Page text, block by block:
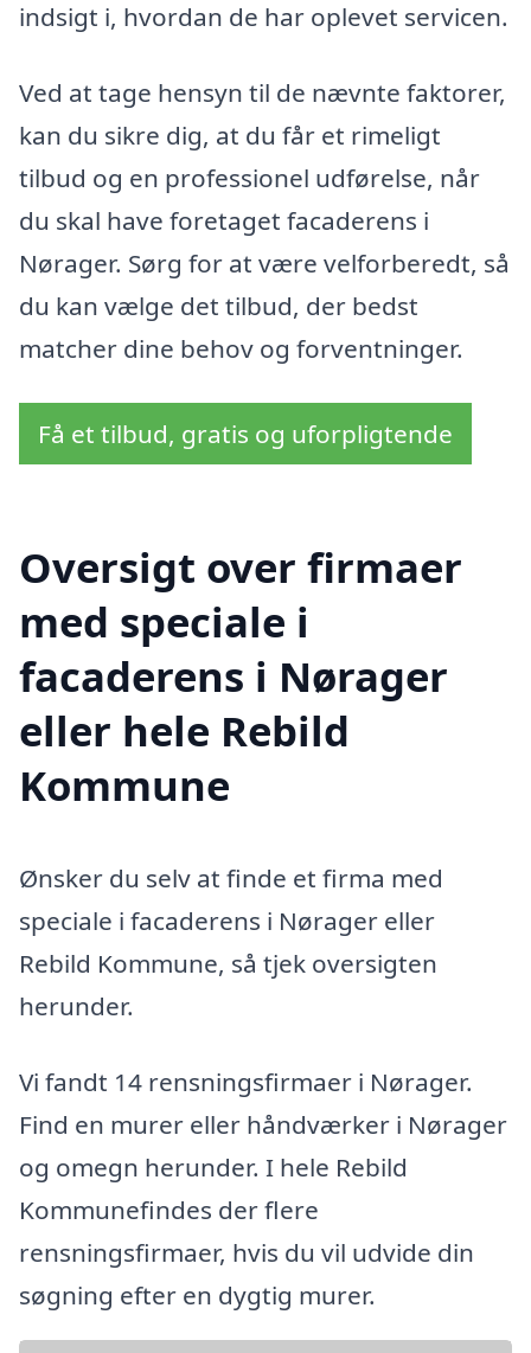
indsigt i, hvordan de har oplevet servicen.
Ved at tage hensyn til de nævnte faktorer,
kan du sikre dig, at du får et rimeligt
tilbud og en professionel udførelse, når
du skal have foretaget facaderens i
Nørager. Sørg for at være velforberedt, så
du kan vælge det tilbud, der bedst
matcher dine behov og forventninger.
Få et tilbud, gratis og uforpligtende
Oversigt over firmaer
med speciale i
facaderens i Nørager
eller hele Rebild
Kommune
Ønsker du selv at finde et firma med
speciale i facaderens i Nørager eller
Rebild Kommune, så tjek oversigten
herunder.
Vi fandt 14 rensningsfirmaer i Nørager.
Find en murer eller håndværker i Nørager
og omegn herunder. I hele Rebild
Kommunefindes der flere
rensningsfirmaer, hvis du vil udvide din
søgning efter en dygtig murer.